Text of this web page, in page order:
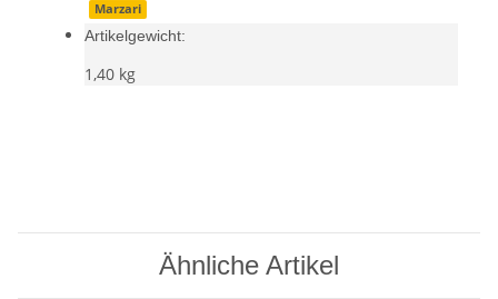
Marzari
Artikelgewicht:
1,40 kg
Ähnliche Artikel